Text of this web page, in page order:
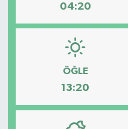
04:20
ÖĞLE
13:20